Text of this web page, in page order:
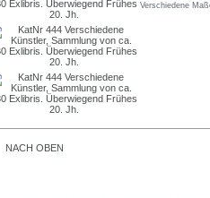
Verschiedene
NACH OBEN